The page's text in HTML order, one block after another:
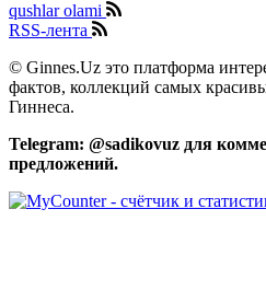
qushlar olami
RSS-лента
© Ginnes.Uz это платформа
фактов, коллекций самых
Гиннеса.
Telegram: @sadikovuz для
предложений.